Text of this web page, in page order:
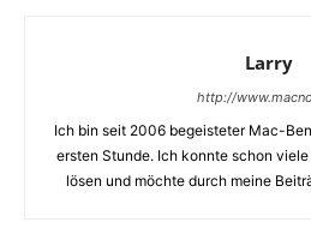
Larry
http://
Ich bin seit 2006 begeisteter Mac-
ersten Stunde. Ich konnte schon
lösen und möchte durch meine